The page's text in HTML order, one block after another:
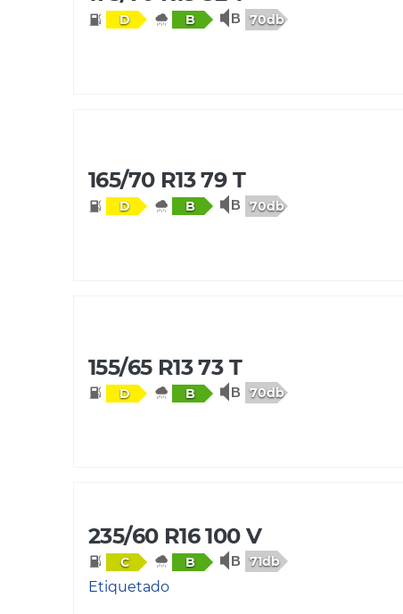
D B 70db
165/70 R13 79 T
D B 70db
155/65 R13 73 T
D B 70db
235/60 R16 100 V
C B 71db
Etiquetado